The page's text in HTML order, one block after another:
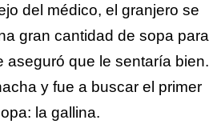
del médico, el granjero se
gran cantidad de sopa para
aseguró que le sentaría bien.
y fue a buscar el primer
la gallina.